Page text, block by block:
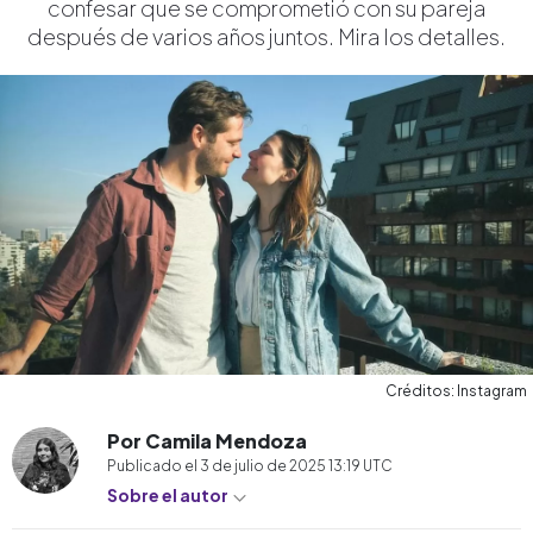
confesar que se comprometió con su pareja
después de varios años juntos. Mira los detalles.
Créditos: Instagram
Por Camila Mendoza
Publicado el 3 de julio de 2025 13:19 UTC
Sobre el autor